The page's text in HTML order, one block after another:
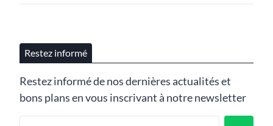
Restez informé
Restez informé de nos dernières actualités et
bons plans en vous inscrivant à notre newsletter